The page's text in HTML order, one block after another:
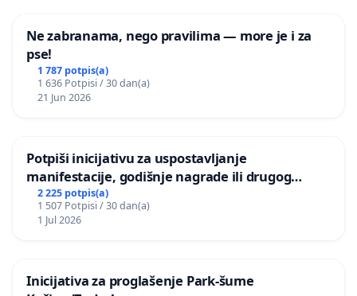
Ne zabranama, nego pravilima — more je i za
pse!
1 787 potpis(a)
1 636 Potpisi / 30 dan(a)
21 Jun 2026
Potpiši inicijativu za uspostavljanje
manifestacije, godišnje nagrade ili drugog
javnog događaja „Edin Avdić“ u Sarajevu
2 225 potpis(a)
1 507 Potpisi / 30 dan(a)
1 Jul 2026
Inicijativa za proglašenje Park-šume